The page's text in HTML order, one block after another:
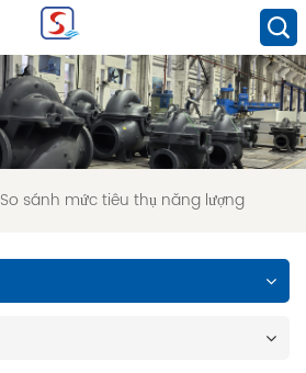
So sánh mức tiêu thụ năng lượng